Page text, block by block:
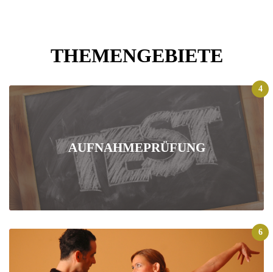
THEMENGEBIETE
AUFNAHMEPRÜFUNG
4
6